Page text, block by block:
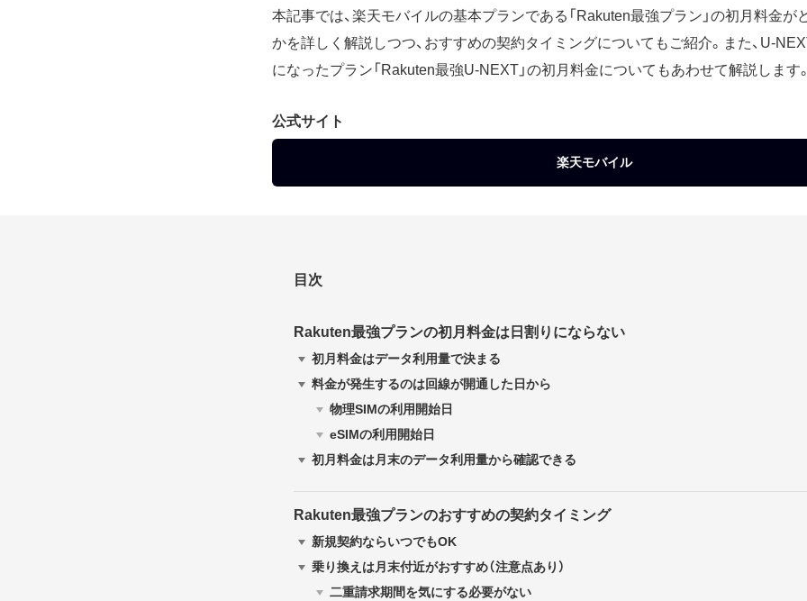
本記事では、楽天モバイルの基本プランである「Rakuten最強プラン」の初月料金が
かを詳しく解説しつつ、おすすめの契約タイミングについてもご紹介。また、U-
になったプラン「Rakuten最強U-NEXT」の初月料金についてもあわせて解説します
公式サイト
楽天モバイル
目次
Rakuten最強プランの初月料金は日割りにならない
初月料金はデータ利用量で決まる
料金が発生するのは回線が開通した日から
物理SIMの利用開始日
eSIMの利用開始日
初月料金は月末のデータ利用量から確認できる
Rakuten最強プランのおすすめの契約タイミング
新規契約ならいつでもOK
乗り換えは月末付近がおすすめ（注意点あり）
二重請求期間を気にする必要がない